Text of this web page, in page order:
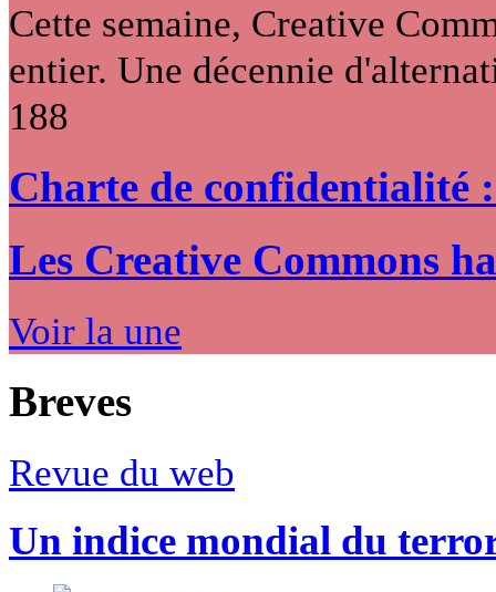
Cette semaine, Creative
entier. Une décennie
188
Charte de confidentialité
Les Creative Commons
Voir la une
Breves
Revue du web
Un indice mondial du